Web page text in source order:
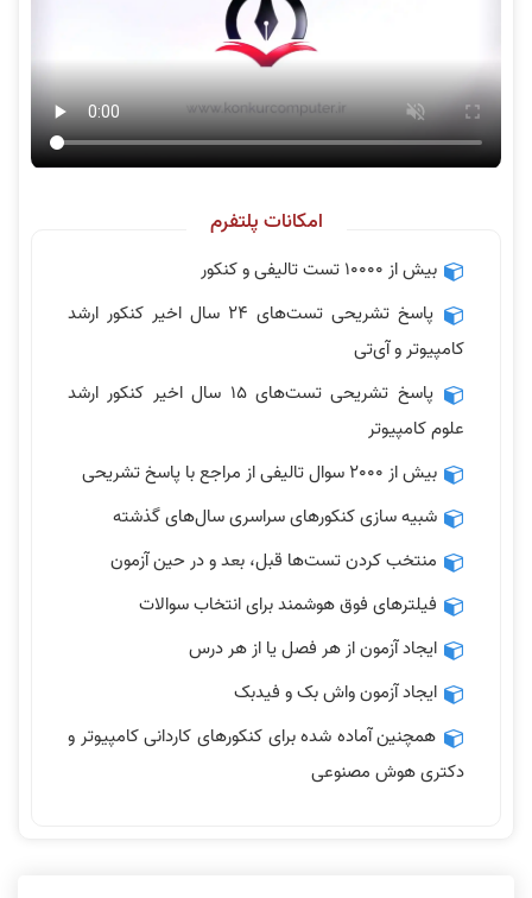
امکانات پلتفرم
بیش از 10000 تست تالیفی و کنکور
پاسخ تشریحی تست‌های 24 سال اخیر کنکور ارشد
کامپیوتر و آی‌تی
پاسخ تشریحی تست‌های 15 سال اخیر کنکور ارشد
علوم کامپیوتر
بیش از 2000 سوال تالیفی از مراجع با پاسخ تشریحی
شبیه سازی کنکورهای سراسری سال‌های گذشته
منتخب کردن تست‌ها قبل، بعد و در حین آزمون
فیلترهای فوق هوشمند برای انتخاب سوالات
ایجاد آزمون از هر فصل یا از هر درس
ایجاد آزمون واش بک و فیدبک
همچنین آماده شده برای کنکورهای کاردانی کامپیوتر و
دکتری هوش مصنوعی